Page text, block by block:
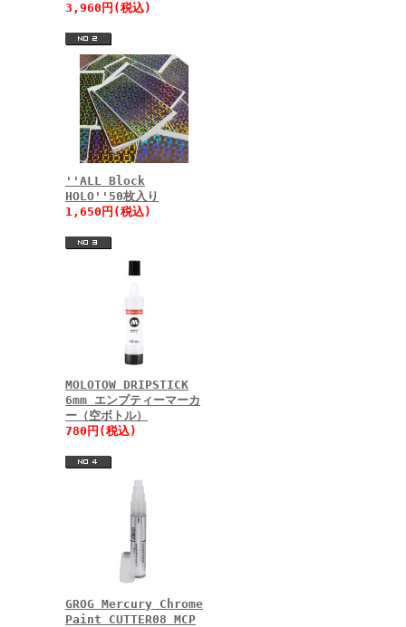
3,960円(税込)
''ALL Block
HOLO''50枚入り
1,650円(税込)
MOLOTOW DRIPSTICK
6mm エンプティーマーカ
ー（空ボトル）
780円(税込)
GROG Mercury Chrome
Paint CUTTER08 MCP